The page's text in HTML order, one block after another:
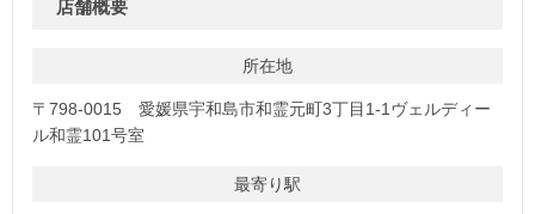
店舗概要
所在地
〒798-0015 愛媛県宇和島市和霊元町3丁目1-1ヴェルディー
ル和霊101号室
最寄り駅